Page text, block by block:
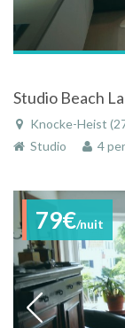
Knocke-Heist (27
Studio
4
79€/nuit